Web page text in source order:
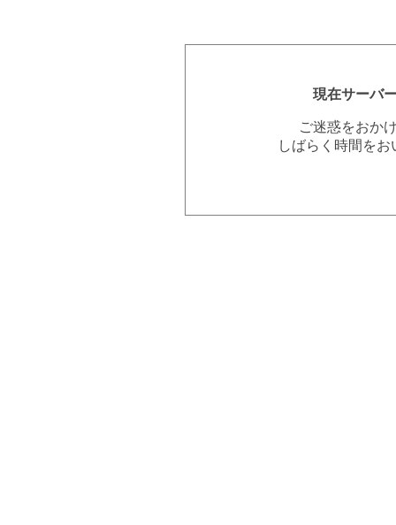
現在サーバ
ご迷惑をおか
しばらく時間を